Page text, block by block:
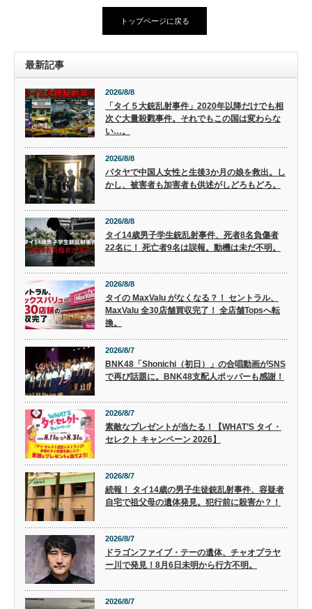
トップページに戻る
最新記事
2026/8/8
「タイ５大銃乱射事件」2020年以降だけでも相
次ぐ大量殺戮事件。それでもこの国は変わらな
い…。
2026/8/8
パタヤで中国人女性と生後3か月の娘を救出。し
かし、被害者も加害者も供述がしどろもどろ。
2026/8/8
タイ14歳男子学生銃乱射事件、死者8名負傷者
22名に！ 死亡者9名は誤報。動機は未だ不明。
2026/8/8
タイの MaxValu がなくなる？！ セントラル、
MaxValu 全30店舗買収完了！ 全店舗Topsへ転
換。
2026/8/7
BNK48「Shonichi（初日）」の合唱動画がSNS
で再び話題に。BNK48支配人ポッパーも感謝！
2026/8/7
素敵なプレゼントが当たる！【WHAT’S タイ・
セレクト キャンペーン 2026】
2026/8/7
続報！ タイ14歳の男子生徒銃乱射事件、容疑者
自宅で祖父母の遺体発見。犯行前に殺害か？！
2026/8/7
ドラゴンファイブ・テーの遺体、チャオプラヤ
ー川で発見！8月6日未明から行方不明。
2026/8/7